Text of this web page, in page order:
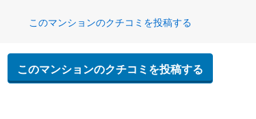
このマンションのクチコミを投稿する
このマンションのクチコミを投稿する